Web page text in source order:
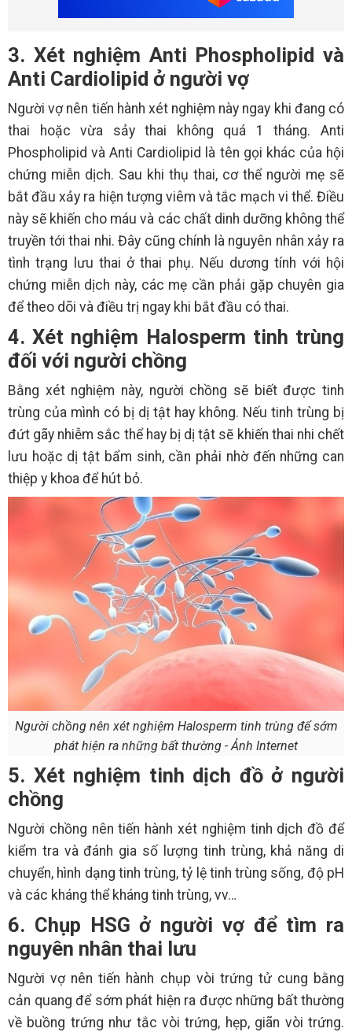
3. Xét nghiệm Anti Phospholipid và
Anti Cardiolipid ở người vợ
Người vợ nên tiến hành xét nghiệm này ngay khi đang có
thai hoặc vừa sảy thai không quá 1 tháng. Anti
Phospholipid và Anti Cardiolipid là tên gọi khác của hội
chứng miễn dịch. Sau khi thụ thai, cơ thể người mẹ sẽ
bắt đầu xảy ra hiện tượng viêm và tắc mạch vi thể. Điều
này sẽ khiến cho máu và các chất dinh dưỡng không thể
truyền tới thai nhi. Đây cũng chính là nguyên nhân xảy ra
tình trạng lưu thai ở thai phụ. Nếu dương tính với hội
chứng miễn dịch này, các mẹ cần phải gặp chuyên gia
để theo dõi và điều trị ngay khi bắt đầu có thai.
4. Xét nghiệm Halosperm tinh trùng
đối với người chồng
Bằng xét nghiệm này, người chồng sẽ biết được tinh
trùng của mình có bị dị tật hay không. Nếu tinh trùng bị
đứt gãy nhiễm sắc thể hay bị dị tật sẽ khiến thai nhi chết
lưu hoặc dị tật bẩm sinh, cần phải nhờ đến những can
thiệp y khoa để hút bỏ.
Người chồng nên xét nghiệm Halosperm tinh trùng để sớm
phát hiện ra những bất thường - Ảnh Internet
5. Xét nghiệm tinh dịch đồ ở người
chồng
Người chồng nên tiến hành xét nghiệm tinh dịch đồ để
kiểm tra và đánh gia số lượng tinh trùng, khả năng di
chuyển, hình dạng tinh trùng, tỷ lệ tinh trùng sống, độ pH
và các kháng thể kháng tinh trùng, vv…
6. Chụp HSG ở người vợ để tìm ra
nguyên nhân thai lưu
Người vợ nên tiến hành chụp vòi trứng tử cung bằng
cản quang để sớm phát hiện ra được những bất thường
về buồng trứng như tắc vòi trứng, hẹp, giãn vòi trứng.